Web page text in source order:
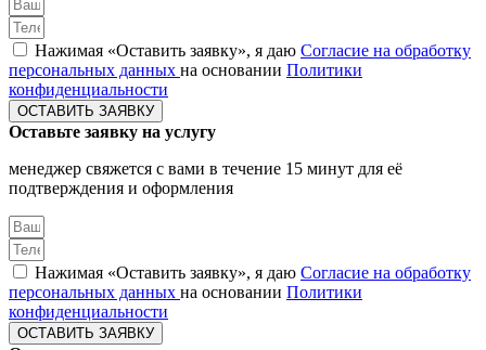
Нажимая «Оставить заявку», я даю Согласие на обработку
персональных данных на основании Политики
конфиденциальности
ОСТАВИТЬ ЗАЯВКУ
Оставьте заявку на услугу
менеджер свяжется с вами в течение 15 минут для её
подтверждения и оформления
Нажимая «Оставить заявку», я даю Согласие на обработку
персональных данных на основании Политики
конфиденциальности
ОСТАВИТЬ ЗАЯВКУ